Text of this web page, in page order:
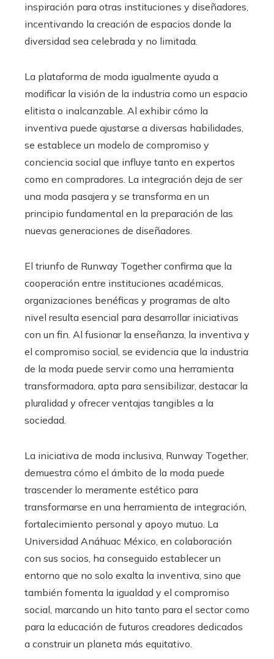
inspiración para otras instituciones y diseñadores,
incentivando la creación de espacios donde la
diversidad sea celebrada y no limitada.
La plataforma de moda igualmente ayuda a
modificar la visión de la industria como un espacio
elitista o inalcanzable. Al exhibir cómo la
inventiva puede ajustarse a diversas habilidades,
se establece un modelo de compromiso y
conciencia social que influye tanto en expertos
como en compradores. La integración deja de ser
una moda pasajera y se transforma en un
principio fundamental en la preparación de las
nuevas generaciones de diseñadores.
El triunfo de Runway Together confirma que la
cooperación entre instituciones académicas,
organizaciones benéficas y programas de alto
nivel resulta esencial para desarrollar iniciativas
con un fin. Al fusionar la enseñanza, la inventiva y
el compromiso social, se evidencia que la industria
de la moda puede servir como una herramienta
transformadora, apta para sensibilizar, destacar la
pluralidad y ofrecer ventajas tangibles a la
sociedad.
La iniciativa de moda inclusiva, Runway Together,
demuestra cómo el ámbito de la moda puede
trascender lo meramente estético para
transformarse en una herramienta de integración,
fortalecimiento personal y apoyo mutuo. La
Universidad Anáhuac México, en colaboración
con sus socios, ha conseguido establecer un
entorno que no solo exalta la inventiva, sino que
también fomenta la igualdad y el compromiso
social, marcando un hito tanto para el sector como
para la educación de futuros creadores dedicados
a construir un planeta más equitativo.